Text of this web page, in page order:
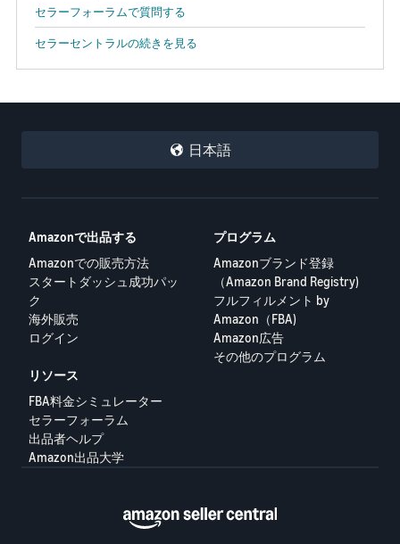
セラーフォーラムで質問する
セラーセントラルの続きを見る
日本語
Amazonで出品する
Amazonでの販売方法
スタートダッシュ成功パッ
ク
海外販売
ログイン
プログラム
Amazonブランド登録
（Amazon Brand Registry)
フルフィルメント by
Amazon（FBA)
Amazon広告
その他のプログラム
リソース
FBA料金シミュレーター
セラーフォーラム
出品者ヘルプ
Amazon出品大学